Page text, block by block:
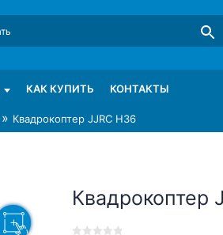
в СПб
КАК КУПИТЬ КОНТАКТЫ
» Квадрокоптер JJRC H36
Квадрокоптер